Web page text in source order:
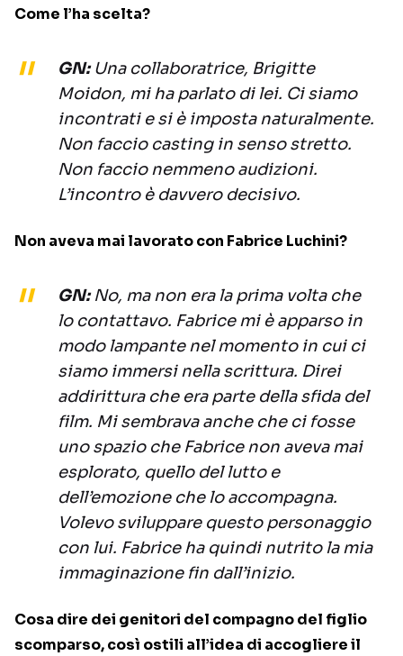
Come l’ha scelta?
GN:Una collaboratrice, Brigitte
Moidon, mi ha parlato di lei. Ci siamo
incontrati e si è imposta naturalmente.
Non faccio casting in senso stretto.
Non faccio nemmeno audizioni.
L’incontro è davvero decisivo.
Non aveva mai lavorato con Fabrice Luchini?
GN:No, ma non era la prima volta che
lo contattavo. Fabrice mi è apparso in
modo lampante nel momento in cui ci
siamo immersi nella scrittura. Direi
addirittura che era parte della sfida del
film. Mi sembrava anche che ci fosse
uno spazio che Fabrice non aveva mai
esplorato, quello del lutto e
dell’emozione che lo accompagna.
Volevo sviluppare questo personaggio
con lui. Fabrice ha quindi nutrito la mia
immaginazione fin dall’inizio.
Cosa dire dei genitori del compagno del figlio
scomparso, così ostili all’idea di accogliere il